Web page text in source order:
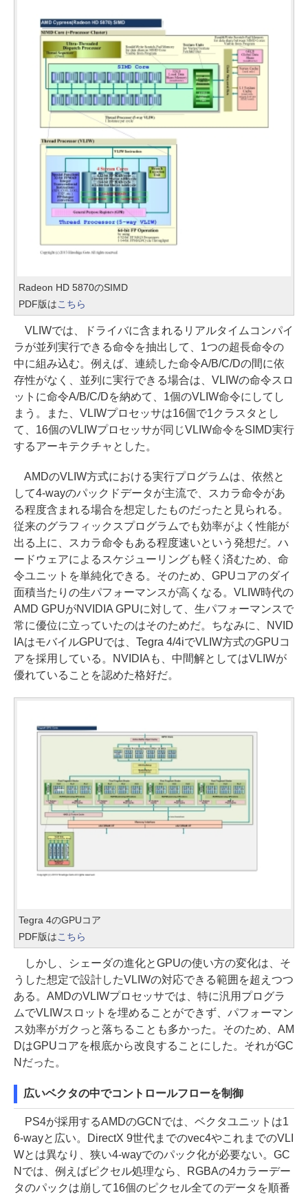
Radeon HD 5870のSIMD
PDF版はこちら
VLIWでは、ドライバに含まれるリアルタイムコンパイ
ラが並列実行できる命令を抽出して、1つの超長命令の
中に組み込む。例えば、連続した命令A/B/C/Dの間に依
存性がなく、並列に実行できる場合は、VLIWの命令スロ
ットに命令A/B/C/Dを納めて、1個のVLIW命令にしてし
まう。また、VLIWプロセッサは16個で1クラスタとし
て、16個のVLIWプロセッサが同じVLIW命令をSIMD実行
するアーキテクチャとした。
AMDのVLIW方式における実行プログラムは、依然と
して4-wayのパックドデータが主流で、スカラ命令があ
る程度含まれる場合を想定したものだったと見られる。
従来のグラフィックスプログラムでも効率がよく性能が
出る上に、スカラ命令もある程度速いという発想だ。ハ
ードウェアによるスケジューリングも軽く済むため、命
令ユニットを単純化できる。そのため、GPUコアのダイ
面積当たりの生パフォーマンスが高くなる。VLIW時代の
AMD GPUがNVIDIA GPUに対して、生パフォーマンスで
常に優位に立っていたのはそのためだ。ちなみに、NVID
IAはモバイルGPUでは、Tegra 4/4iでVLIW方式のGPUコ
アを採用している。NVIDIAも、中間解としてはVLIWが
優れていることを認めた格好だ。
Tegra 4のGPUコア
PDF版はこちら
しかし、シェーダの進化とGPUの使い方の変化は、そ
うした想定で設計したVLIWの対応できる範囲を超えつつ
ある。AMDのVLIWプロセッサでは、特に汎用プログラ
ムでVLIWスロットを埋めることができず、パフォーマン
ス効率がガクっと落ちることも多かった。そのため、AM
DはGPUコアを根底から改良することにした。それがGC
Nだった。
広いベクタの中でコントロールフローを制御
PS4が採用するAMDのGCNでは、ベクタユニットは1
6-wayと広い。DirectX 9世代までのvec4やこれまでのVLI
Wとは異なり、狭い4-wayでのパック化が必要ない。GC
Nでは、例えばピクセル処理なら、RGBAの4カラーデー
タのパックは崩して16個のピクセル全てのデータを順番